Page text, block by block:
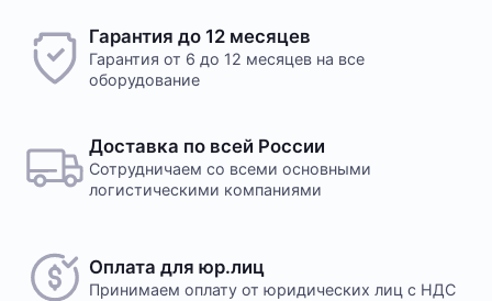
Гарантия до 12 месяцев
Гарантия от 6 до 12 месяцев на все
оборудование
Доставка по всей России
Сотрудничаем со всеми основными
логистическими компаниями
Оплата для юр.лиц
Принимаем оплату от юридических лиц с НДС